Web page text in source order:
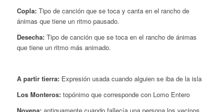
Copla:Tipo de canción que se toca y canta en el rancho de
ánimas que tiene un ritmo pausado.
Desecha:Tipo de canción que se toca en el rancho de ánimas
que tiene un ritmo más animado.
A partir tierra:Expresión usada cuando alguien se iba de la isla
Los Monteros:topónimo que corresponde con Lomo Entero